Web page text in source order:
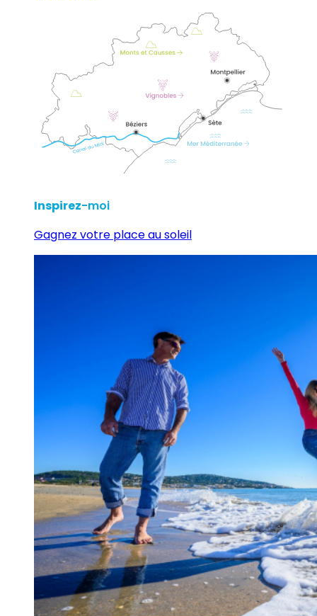
Inspirez-moi
Gagnez votre place au soleil